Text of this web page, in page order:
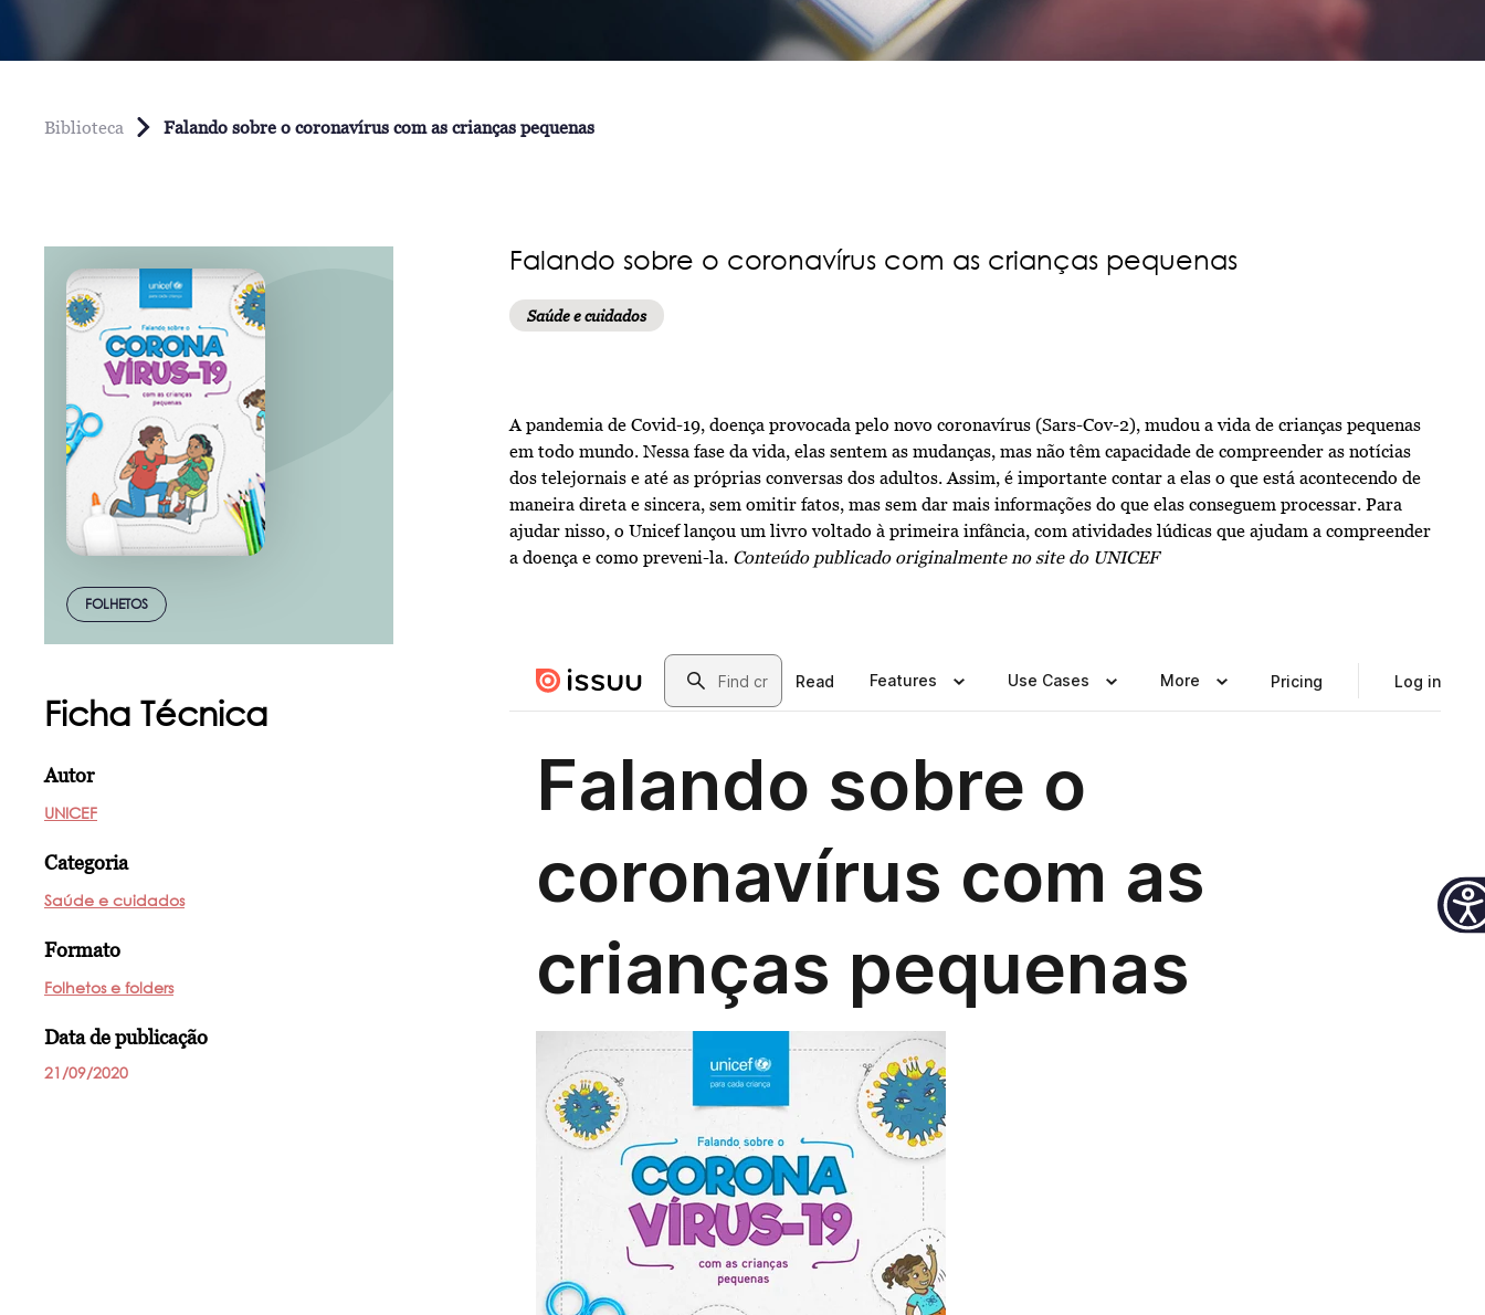
Biblioteca Falando sobre o coronavírus com as crianças pequenas
FOLHETOS
Ficha Técnica
Autor
UNICEF
Categoria
Saúde e cuidados
Formato
Folhetos e folders
Data de publicação
21/09/2020
Falando sobre o coronavírus com as crianças pequenas
Saúde e cuidados
A pandemia de Covid-19, doença provocada pelo novo coronavírus (Sars-Cov-2), mudou a vida de crianças pequenas
em todo mundo. Nessa fase da vida, elas sentem as mudanças, mas não têm capacidade de compreender as notícias
dos telejornais e até as próprias conversas dos adultos. Assim, é importante contar a elas o que está acontecendo de
maneira direta e sincera, sem omitir fatos, mas sem dar mais informações do que elas conseguem processar. Para
ajudar nisso, o Unicef lançou um livro voltado à primeira infância, com atividades lúdicas que ajudam a compreender
a doença e como preveni-la. Conteúdo publicado originalmente no site do UNICEF